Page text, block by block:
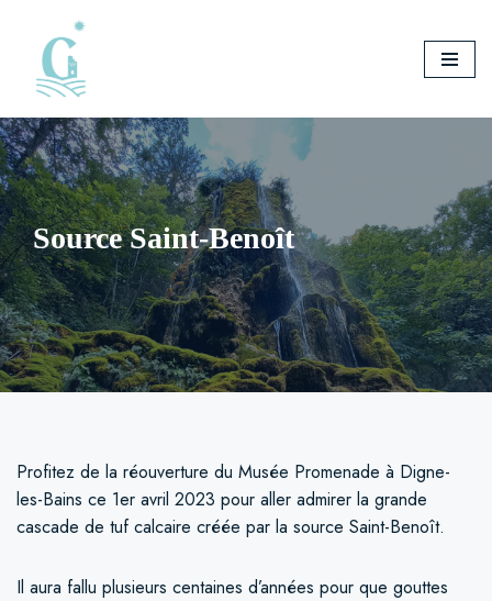
Aller
contenu
Source Saint-Benoît
Profitez de la réouverture du Musée Promenade à Digne-
les-Bains ce 1er avril 2023 pour aller admirer la grande
cascade de tuf calcaire créée par la source Saint-Benoît.
Il aura fallu plusieurs centaines d’années pour que gouttes